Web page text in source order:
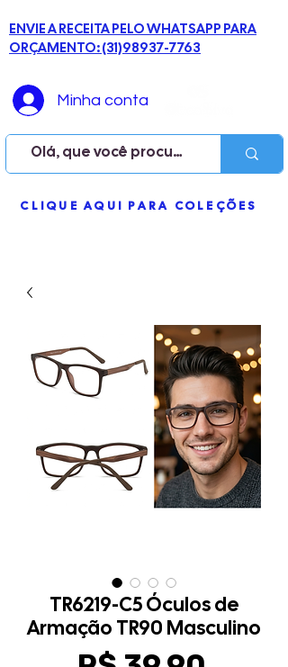
CLIQUE AQUI PARA COLEÇÕES
ME
NU
ENVIE A RECEITA PELO WHATSAPP PARA
ORÇAMENTO: (31)98937-7763
Minha conta
TR6219-C5 Óculos de
Armação TR90 Masculino